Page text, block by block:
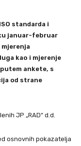
standarda i
januar-februar
kao i mjerenje
ankete, s
od strane
JP „RAD“ d.d.
osnovnih pokazatelja